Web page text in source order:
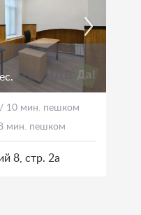
/ 10 мин. пешком
мин. пешком
8, стр. 2а